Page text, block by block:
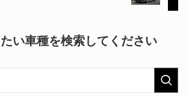
い車種を検索してください